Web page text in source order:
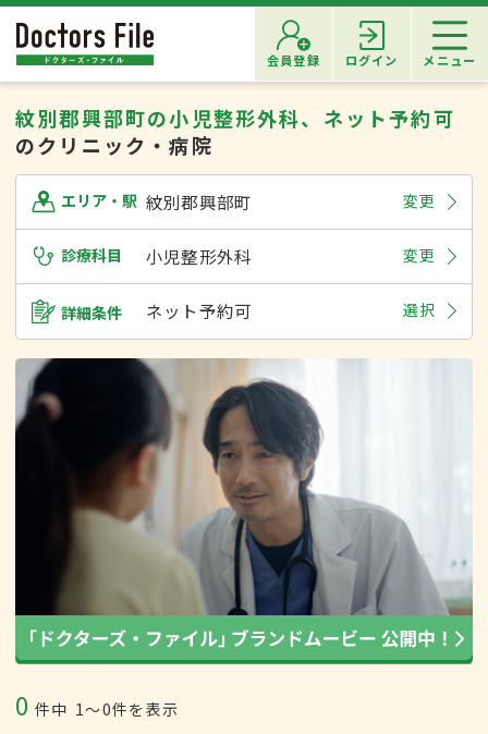
会員登録 ログイン メニュー
紋別郡興部町の小児整形外科、ネット予約可
のクリニック・病院
エリア・駅 紋別郡興部町 変更
診療科目 小児整形外科 変更
詳細条件 ネット予約可 選択
0 件中 1〜0件を表示